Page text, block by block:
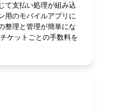
て支払い処理が組み込
用のモバイルアプリに
整理と管理が簡単にな
ケットごとの手数料を